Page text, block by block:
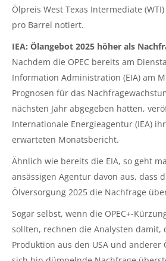
Ölpreis West Texas Intermediate
pro Barrel notiert.
IEA: Ölangebot 2025 höher als
Nachdem die OPEC bereits am
Information Administration (EIA) am
Prognosen für das
nächsten Jahr abgegeben hatten,
Internationale Energieagentur (IEA)
erwarteten Monatsbericht.
Ähnlich wie bereits die EIA, so geht
ansässigen Agentur davon aus, dass
Ölversorgung 2025 die Nachfrage
Sogar selbst, wenn die OPEC+-
sollten, rechnen die Analysten damit,
Produktion aus den USA und